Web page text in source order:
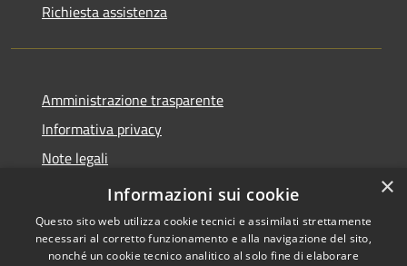
Richiesta assistenza
Amministrazione trasparente
Informativa privacy
Note legali
Dichiarazione di accessibilità
×
Informazioni sui cookie
Questo sito web utilizza cookie tecnici e assimilati strettamente
necessari al corretto funzionamento e alla navigazione del sito,
nonché un cookie tecnico analitico al solo fine di elaborare